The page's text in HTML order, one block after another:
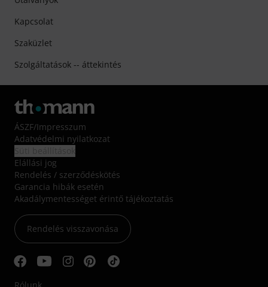
Kapcsolat
Szaküzlet
Szolgáltatások -- áttekintés
ÁSZF/Impresszum
Adatvédelmi nyilatkozat
Elállási jog
Rendelés / szerződéskötés
Garancia hibák esetén
Akadálymentességet érintő tájékoztatás
Rendelés visszavonása